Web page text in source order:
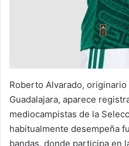
Roberto Alvarado,
Guadalajara, aparece
mediocampistas de la
habitualmente desempeña
bandas, donde participa en